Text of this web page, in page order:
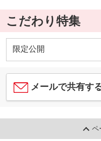
こだわり特集
限定公開
メールで共有す
ペ